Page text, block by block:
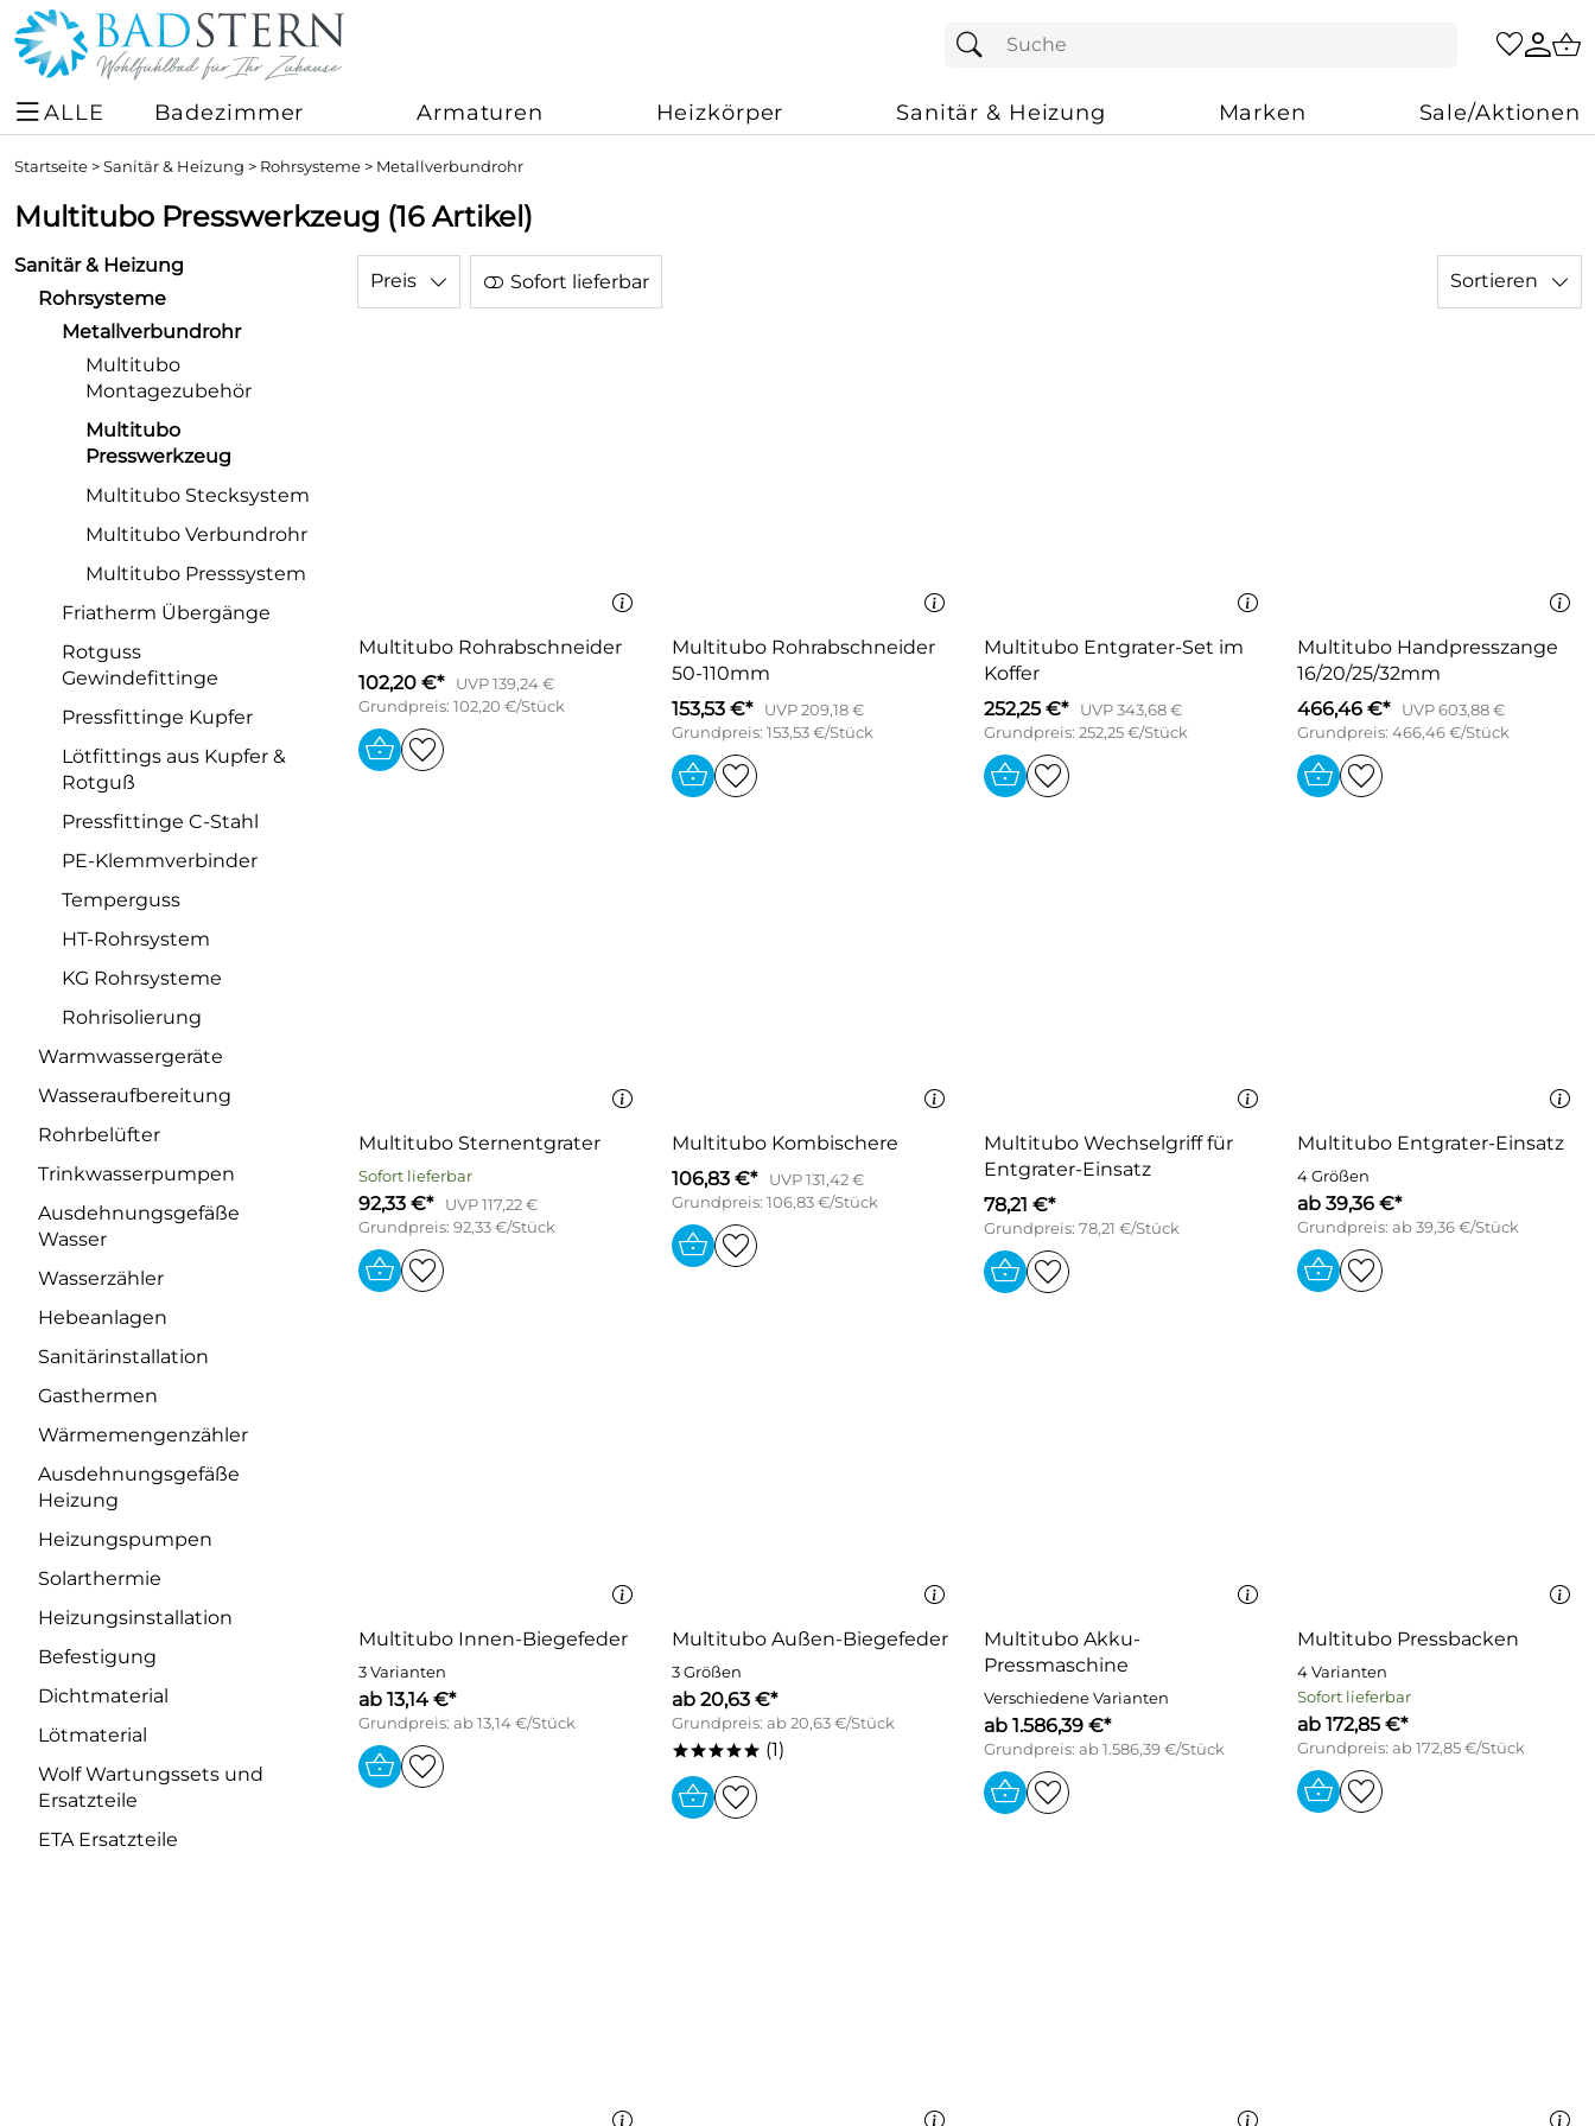
ALLE Badezimmer Armaturen Heizkörper Sanitär & Heizung Marken Sale/Aktionen
Startseite > Sanitär & Heizung > Rohrsysteme > Metallverbundrohr
Multitubo Presswerkzeug (16 Artikel)
Sanitär & Heizung
Rohrsysteme
Metallverbundrohr
Multitubo
Montagezubehör
Multitubo
Presswerkzeug
Multitubo Stecksystem
Multitubo Verbundrohr
Multitubo Presssystem
Friatherm Übergänge
Rotguss
Gewindefittinge
Pressfittinge Kupfer
Lötfittings aus Kupfer &
Rotguß
Pressfittinge C-Stahl
PE-Klemmverbinder
Temperguss
HT-Rohrsystem
KG Rohrsysteme
Rohrisolierung
Warmwassergeräte
Wasseraufbereitung
Rohrbelüfter
Trinkwasserpumpen
Ausdehnungsgefäße
Wasser
Wasserzähler
Hebeanlagen
Sanitärinstallation
Gasthermen
Wärmemengenzähler
Ausdehnungsgefäße
Heizung
Heizungspumpen
Solarthermie
Heizungsinstallation
Befestigung
Dichtmaterial
Lötmaterial
Wolf Wartungssets und
Ersatzteile
ETA Ersatzteile
Preis Sofort lieferbar Sortieren
Multitubo Rohrabschneider
102,20 €*
UVP 139,24 €
Grundpreis: 102,20 €/Stück
Multitubo Rohrabschneider
50-110mm
153,53 €*
UVP 209,18 €
Grundpreis: 153,53 €/Stück
Multitubo Entgrater-Set im
Koffer
252,25 €*
UVP 343,68 €
Grundpreis: 252,25 €/Stück
Multitubo Handpresszange
16/20/25/32mm
466,46 €*
UVP 603,88 €
Grundpreis: 466,46 €/Stück
Multitubo Sternentgrater
Sofort lieferbar
92,33 €*
UVP 117,22 €
Grundpreis: 92,33 €/Stück
Multitubo Kombischere
106,83 €*
UVP 131,42 €
Grundpreis: 106,83 €/Stück
Multitubo Wechselgriff für
Entgrater-Einsatz
78,21 €*
Grundpreis: 78,21 €/Stück
Multitubo Entgrater-Einsatz
4 Größen
ab 39,36 €*
Grundpreis: ab 39,36 €/Stück
Multitubo Innen-Biegefeder
3 Varianten
ab 13,14 €*
Grundpreis: ab 13,14 €/Stück
Multitubo Außen-Biegefeder
3 Größen
ab 20,63 €*
Grundpreis: ab 20,63 €/Stück
***** (1)
Multitubo Akku-
Pressmaschine
Verschiedene Varianten
ab 1.586,39 €*
Grundpreis: ab 1.586,39 €/Stück
Multitubo Pressbacken
4 Varianten
Sofort lieferbar
ab 172,85 €*
Grundpreis: ab 172,85 €/Stück